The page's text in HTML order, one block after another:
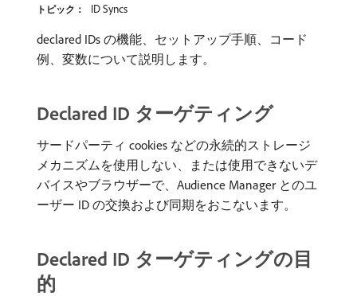
トピック： ID Syncs
declared IDs の機能、セットアップ手順、コード
例、変数について説明します。
Declared ID ターゲティング
サードパーティ cookies などの永続的ストレージ
メカニズムを使用しない、または使用できないデ
バイスやブラウザーで、Audience Manager とのユ
ーザー ID の交換および同期をおこないます。
Declared ID ターゲティングの目
的